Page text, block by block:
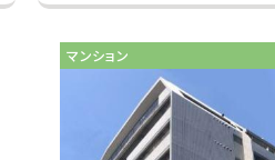
マンション